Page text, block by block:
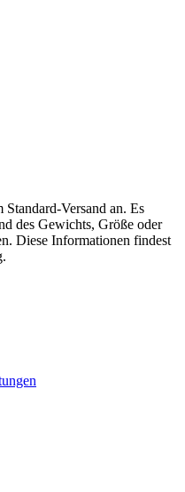
Versand an. Es
des Gewichts, Größe oder
Diese Informationen findest